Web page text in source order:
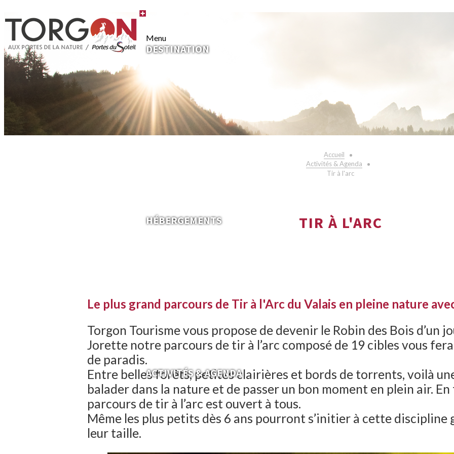
Menu
DESTINATION
HÉBERGEMENTS
ACTIVITÉS & AGENDA
Accueil
Activités & Agenda
Tir à l'arc
TIR À L'ARC
Le plus grand parcours de Tir à l'Arc du Valais en pleine nature
Torgon Tourisme vous propose de devenir le Robin des Bois d’un
Jorette notre parcours de tir à l’arc composé de 19 cibles vous
de paradis.
Entre belles forêts, petites clairières et bords de torrents, voilà
balader dans la nature et de passer un bon moment en plein air.
parcours de tir à l’arc est ouvert à tous.
Même les plus petits dès 6 ans pourront s’initier à cette discipline
leur taille.